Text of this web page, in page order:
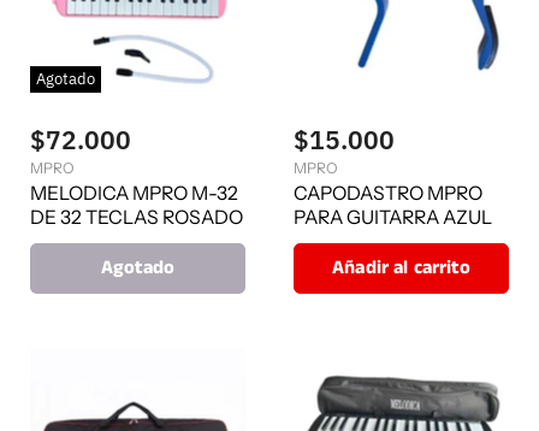
Agotado
$72.000
MPRO
MELODICA MPRO M-32
DE 32 TECLAS ROSADO
Agotado
$15.000
MPRO
CAPODASTRO MPRO
PARA GUITARRA AZUL
Añadir al carrito